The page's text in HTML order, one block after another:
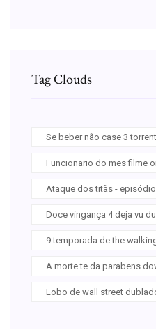
Tag Clouds
Se beber não case 3
Funcionario do mes filme
Ataque dos titãs -
Doce vingança 4 deja vu
9 temporada de the
A morte te da parabens
Lobo de wall street